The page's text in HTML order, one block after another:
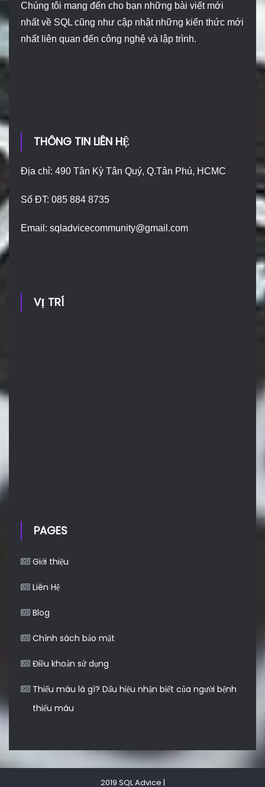
Chúng tôi mang đến cho bạn những bài viết mới
nhất về SQL cũng như cập nhật những kiến thức mới
nhất liên quan đến công nghệ và lập trình.
THÔNG TIN LIÊN HỆ
Địa chỉ: 490 Tân Kỳ Tân Quý, Q.Tân Phú, HCMC
Số ĐT: 085 884 8735
Email:sqladvicecommunity@gmail.com
VỊ TRÍ
PAGES
Giới thiệu
Liên Hệ
Blog
Chính sách bảo mật
Điều khoản sử dụng
Thiếu máu là gì? Dấu hiệu nhận biết của người bệnh
thiếu máu
2019 SQL Advice |